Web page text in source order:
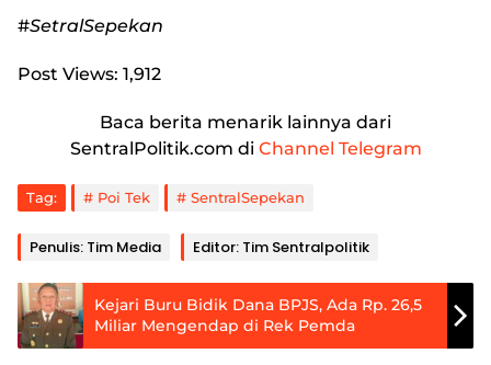
#SetralSepekan
Post Views: 1,912
Baca berita menarik lainnya dari
SentralPolitik.com di Channel Telegram
Tag: Poi Tek SentralSepekan
Penulis: Tim Media Editor: Tim Sentralpolitik
Kejari Buru Bidik Dana BPJS, Ada Rp. 26,5
Miliar Mengendap di Rek Pemda